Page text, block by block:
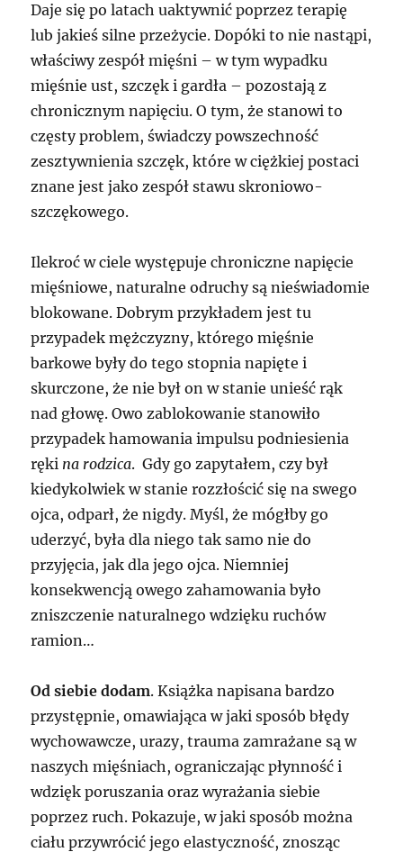
Daje się po latach uaktywnić poprzez terapię
lub jakieś silne przeżycie. Dopóki to nie nastąpi,
właściwy zespół mięśni – w tym wypadku
mięśnie ust, szczęk i gardła – pozostają z
chronicznym napięciu. O tym, że stanowi to
częsty problem, świadczy powszechność
zesztywnienia szczęk, które w ciężkiej postaci
znane jest jako zespół stawu skroniowo-
szczękowego.
Ilekroć w ciele występuje chroniczne napięcie
mięśniowe, naturalne odruchy są nieświadomie
blokowane. Dobrym przykładem jest tu
przypadek mężczyzny, którego mięśnie
barkowe były do tego stopnia napięte i
skurczone, że nie był on w stanie unieść rąk
nad głowę. Owo zablokowanie stanowiło
przypadek hamowania impulsu podniesienia
ręki na rodzica. Gdy go zapytałem, czy był
kiedykolwiek w stanie rozzłościć się na swego
ojca, odparł, że nigdy. Myśl, że mógłby go
uderzyć, była dla niego tak samo nie do
przyjęcia, jak dla jego ojca. Niemniej
konsekwencją owego zahamowania było
zniszczenie naturalnego wdzięku ruchów
ramion…
Od siebie dodam. Książka napisana bardzo
przystępnie, omawiająca w jaki sposób błędy
wychowawcze, urazy, trauma zamrażane są w
naszych mięśniach, ograniczając płynność i
wdzięk poruszania oraz wyrażania siebie
poprzez ruch. Pokazuje, w jaki sposób można
ciału przywrócić jego elastyczność, znosząc